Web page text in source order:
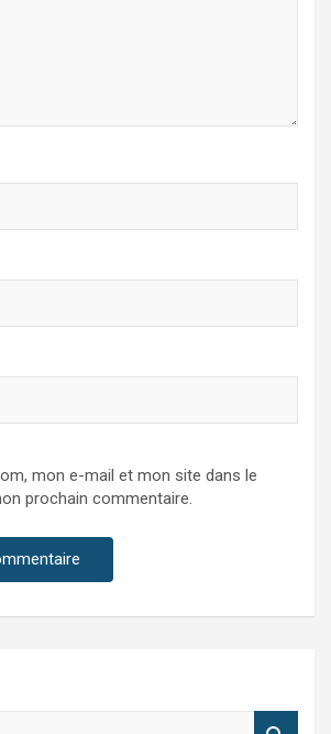
mon e-mail et mon site dans le
prochain commentaire.